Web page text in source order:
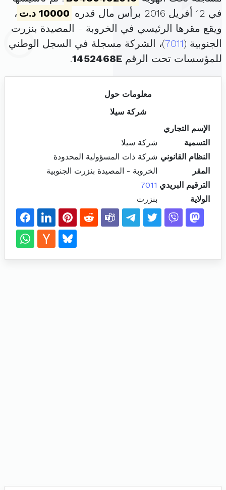
في 12 أفريل 2016 برأس مال قدره
10000 د.ت
،
ويقع مقرها الرئيسي في الخروبة - المصيدة بنزرت
الجنوبية (7011)، الشركة مسجلة في السجل الوطني
للمؤسسات تحت الرقم 1452468E
.
معلومات حول
شركة سيلا
الإسم التجاري
التسمية
شركة سيلا
النظام القانوني شركة ذات المسؤولية المحدودة
المقر
الخروبة - المصيدة بنزرت الجنوبية
الترقيم البريدي 7011
الولاية
بنزرت